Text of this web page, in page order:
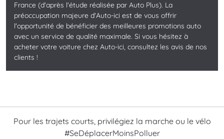
France (d'après l'étude réalisée par Auto Plus). La
préoccupation majeure d'Auto-ici est de vous offrir
l'opportunité de bénéficier des meilleures promotions auto
avec un service de qualité maximale. Si vous hésitez à
acheter votre voiture chez Auto-ici, consultez les avis de nos
clients !
Pour les trajets courts, privilégiez la marche ou le vélo
#SeDéplacerMoinsPolluer